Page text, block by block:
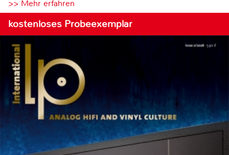
>> Mehr erfahren
kostenloses Probeexemplar